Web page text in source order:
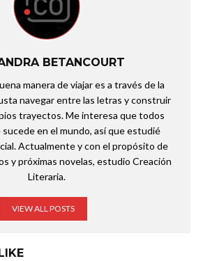
BETANCOURT
manera de viajar es a través de la
navegar entre las letras y construir
trayectos. Me interesa que todos
sucede en el mundo, así que estudié
Actualmente y con el propósito de
y próximas novelas, estudio Creación
Literaria.
VIEW ALL POSTS